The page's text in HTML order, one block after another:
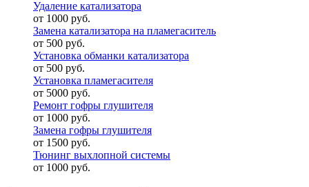
Удаление катализатора
от 1000 руб.
Замена катализатора на пламегаситель
от 500 руб.
Установка обманки катализатора
от 500 руб.
Установка пламегасителя
от 5000 руб.
Ремонт гофры глушителя
от 1000 руб.
Замена гофры глушителя
от 1500 руб.
Тюнинг выхлопной системы
от 1000 руб.